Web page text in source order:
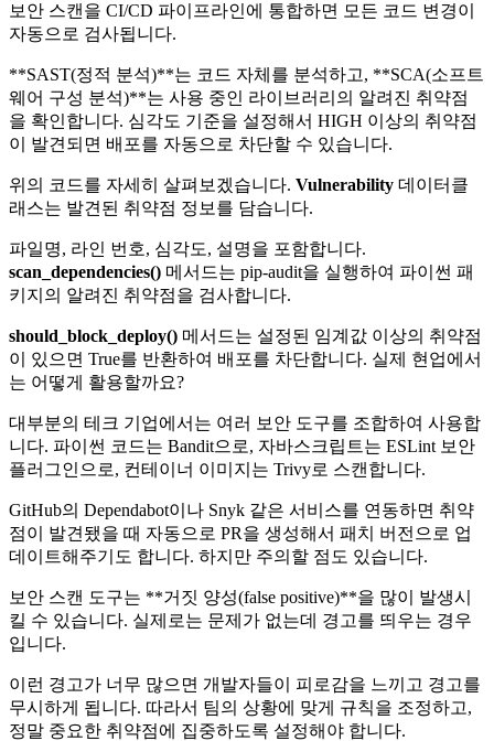
보안 스캔을 CI/CD 파이프라인에 통합하면 모든 코드 변경이
자동으로 검사됩니다.
**SAST(정적 분석)**는 코드 자체를 분석하고, **SCA(소프트
웨어 구성 분석)**는 사용 중인 라이브러리의 알려진 취약점
을 확인합니다. 심각도 기준을 설정해서 HIGH 이상의 취약점
이 발견되면 배포를 자동으로 차단할 수 있습니다.
위의 코드를 자세히 살펴보겠습니다. Vulnerability 데이터클
래스는 발견된 취약점 정보를 담습니다.
파일명, 라인 번호, 심각도, 설명을 포함합니다.
scan_dependencies() 메서드는 pip-audit을 실행하여 파이썬 패
키지의 알려진 취약점을 검사합니다.
should_block_deploy() 메서드는 설정된 임계값 이상의 취약점
이 있으면 True를 반환하여 배포를 차단합니다. 실제 현업에서
는 어떻게 활용할까요?
대부분의 테크 기업에서는 여러 보안 도구를 조합하여 사용합
니다. 파이썬 코드는 Bandit으로, 자바스크립트는 ESLint 보안
플러그인으로, 컨테이너 이미지는 Trivy로 스캔합니다.
GitHub의 Dependabot이나 Snyk 같은 서비스를 연동하면 취약
점이 발견됐을 때 자동으로 PR을 생성해서 패치 버전으로 업
데이트해주기도 합니다. 하지만 주의할 점도 있습니다.
보안 스캔 도구는 **거짓 양성(false positive)**을 많이 발생시
킬 수 있습니다. 실제로는 문제가 없는데 경고를 띄우는 경우
입니다.
이런 경고가 너무 많으면 개발자들이 피로감을 느끼고 경고를
무시하게 됩니다. 따라서 팀의 상황에 맞게 규칙을 조정하고,
정말 중요한 취약점에 집중하도록 설정해야 합니다.